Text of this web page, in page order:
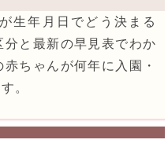
生年月日でどう決まる
と最新の早見表でわか
ちゃんが何年に入園・
。